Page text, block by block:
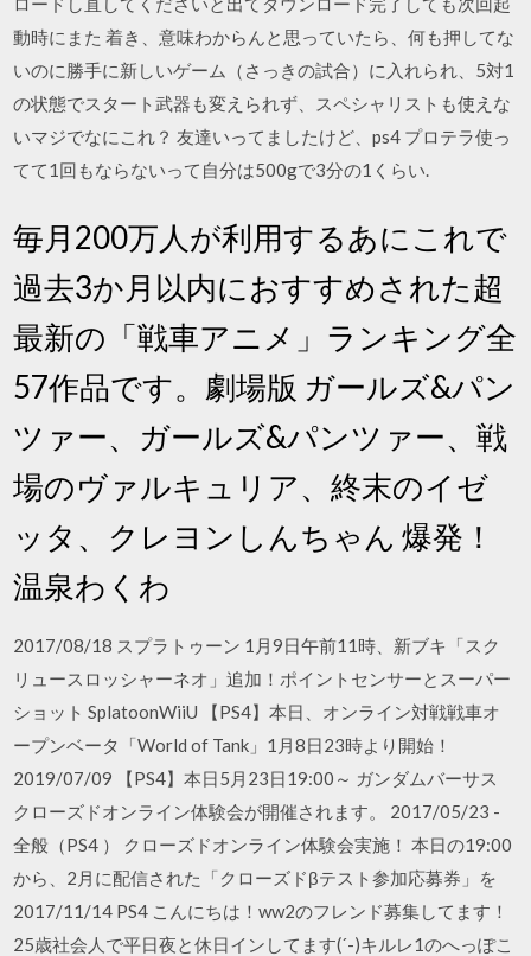
動時にまた 着き、意味わからんと思っていたら、何も押してな
いのに勝手に新しいゲーム（さっきの試合）に入れられ、5対1
の状態でスタート武器も変えられず、スペシャリストも使えな
いマジでなにこれ？ 友達いってましたけど、ps4 プロテラ使っ
てて1回もならないって自分は500gで3分の1くらい.
毎月200万人が利用するあにこれで
過去3か月以内におすすめされた超
最新の「戦車アニメ」ランキング全
57作品です。劇場版 ガールズ&パン
ツァー、ガールズ&パンツァー、戦
場のヴァルキュリア、終末のイゼ
ッタ、クレヨンしんちゃん 爆発！
温泉わくわ
2017/08/18 スプラトゥーン 1月9日午前11時、新ブキ「スク
リュースロッシャーネオ」追加！ポイントセンサーとスーパー
ショット SplatoonWiiU 【PS4】本日、オンライン対戦戦車オ
ープンベータ「World of Tank」1月8日23時より開始！
2019/07/09 【PS4】本日5月23日19:00～ ガンダムバーサス
クローズドオンライン体験会が開催されます。 2017/05/23 -
全般（PS4 ） クローズドオンライン体験会実施！ 本日の19:00
から、2月に配信された「クローズドβテスト参加応募券」を
2017/11/14 PS4 こんにちは！ww2のフレンド募集してます！
25歳社会人で平日夜と休日インしてます(´-)キルレ1のへっぽこ